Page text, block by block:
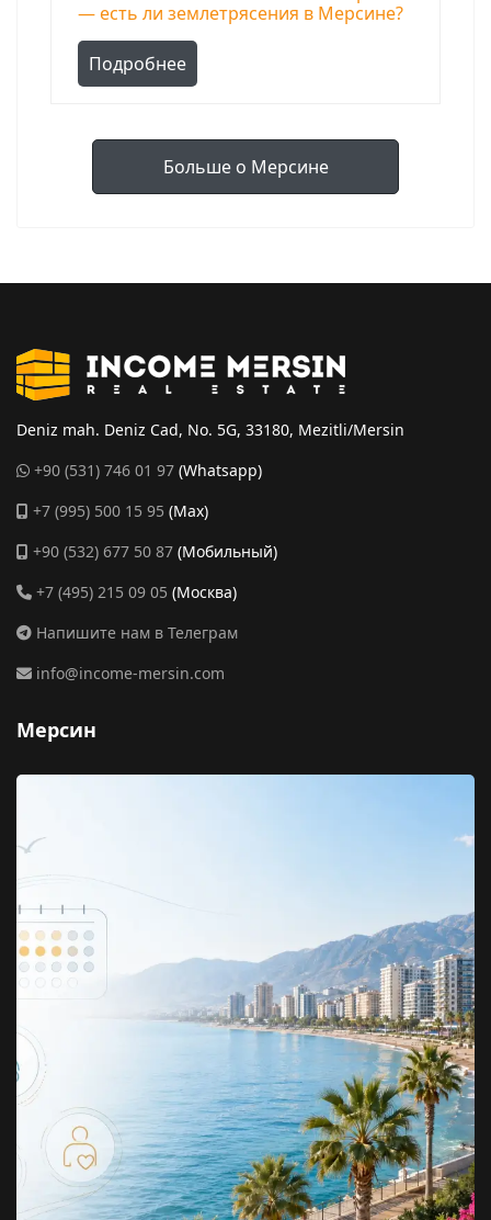
— есть ли землетрясения в Мерсине?
Подробнее
Больше о Мерсине
Deniz mah. Deniz Cad, No. 5G, 33180, Mezitli/Mersin
+90 (531) 746 01 97 (Whatsapp)
+7 (995) 500 15 95 (Max)
+90 (532) 677 50 87 (Мобильный)
+7 (495) 215 09 05 (Москва)
Напишите нам в Телеграм
info@income-mersin.com
Мерсин